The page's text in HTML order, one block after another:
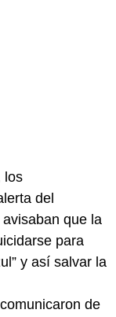
los
del
que la
para
y así salvar la
de